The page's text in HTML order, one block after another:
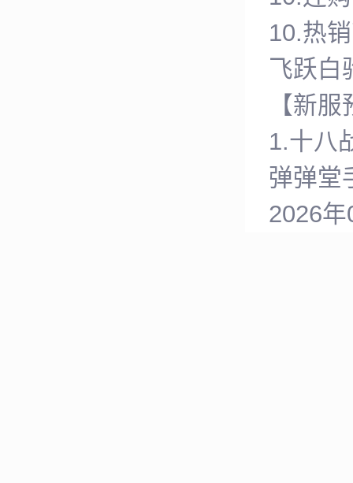
10.热
飞跃白
【新
1.十八
弹弹堂
2026